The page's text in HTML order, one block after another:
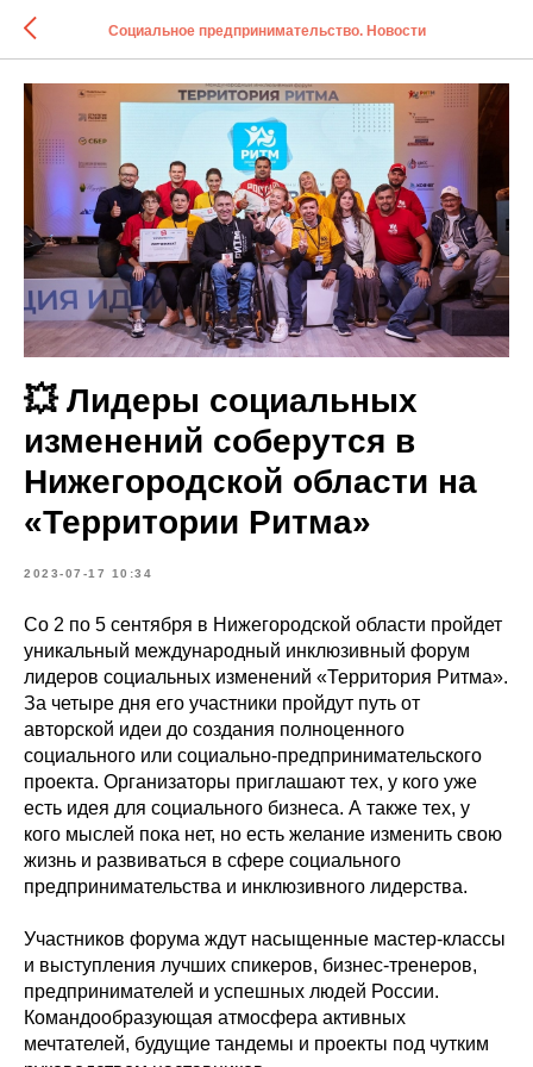
Социальное предпринимательство. Новости
💥 Лидеры социальных
изменений соберутся в
Нижегородской области на
«Территории Ритма»
2023-07-17 10:34
Со 2 по 5 сентября в Нижегородской области пройдет
уникальный международный инклюзивный форум
лидеров социальных изменений «Территория Ритма».
За четыре дня его участники пройдут путь от
авторской идеи до создания полноценного
социального или социально-предпринимательского
проекта. Организаторы приглашают тех, у кого уже
есть идея для социального бизнеса. А также тех, у
кого мыслей пока нет, но есть желание изменить свою
жизнь и развиваться в сфере социального
предпринимательства и инклюзивного лидерства.
Участников форума ждут насыщенные мастер-классы
и выступления лучших спикеров, бизнес-тренеров,
предпринимателей и успешных людей России.
Командообразующая атмосфера активных
мечтателей, будущие тандемы и проекты под чутким